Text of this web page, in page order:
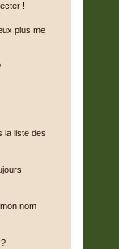
!
plus me
la liste des
nom